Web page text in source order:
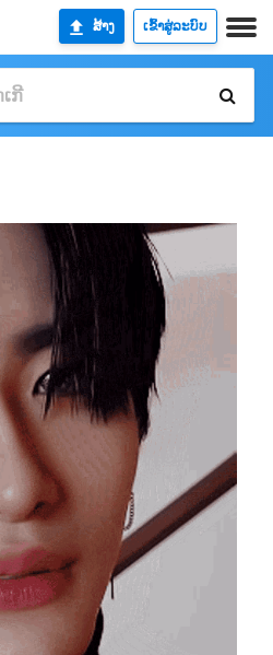
ສ້າງ ເຂົ້າສູ່ລະບົບ